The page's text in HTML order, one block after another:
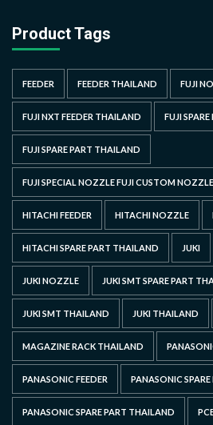
Product Tags
FEEDER FEEDER THAILAND FUJI
FUJI NXT FEEDER THAILAND FUJI SPARE
FUJI SPARE PART THAILAND
FUJI SPECIAL NOZZLE FUJI CUSTOM NOZZLE
HITACHI FEEDER HITACHI NOZZLE
HITACHI SPARE PART THAILAND JUKI
JUKI NOZZLE JUKI SMT SPARE PART
JUKI SMT THAILAND JUKI THAILAND
MAGAZINE RACK THAILAND
PANASONIC FEEDER PANASONIC SPARE
PANASONIC SPARE PART THAILAND